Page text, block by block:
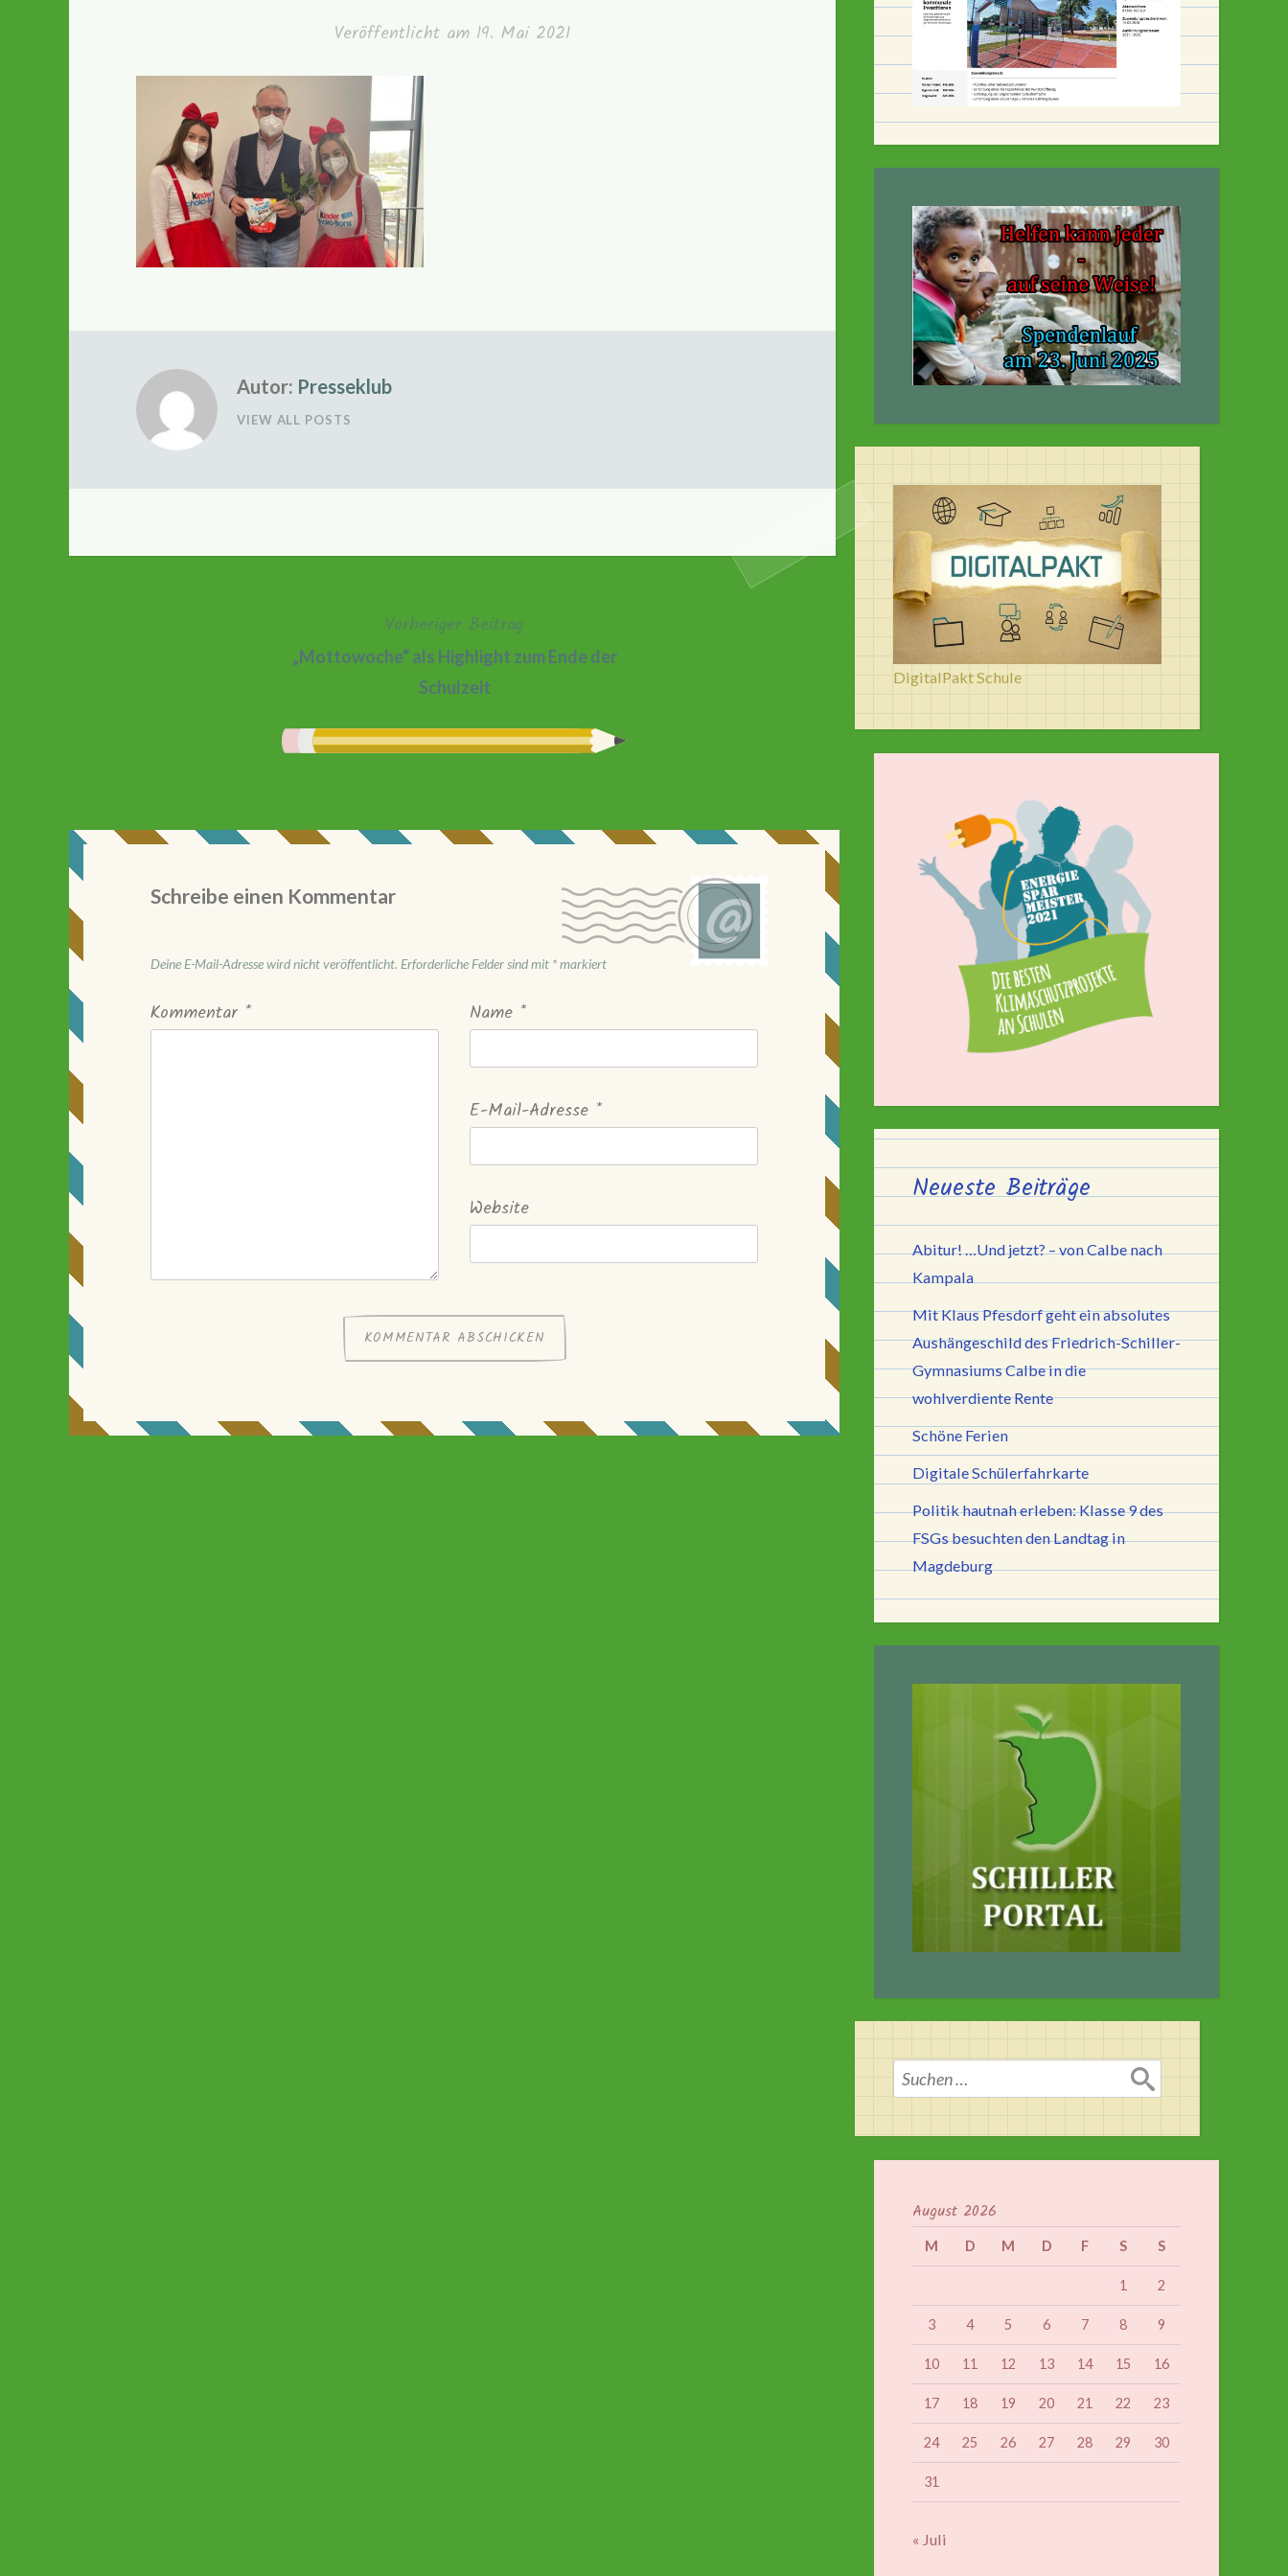
Veröffentlicht am 19. Mai 2021
Autor: Presseklub
VIEW ALL POSTS
Vorheriger Beitrag
„Mottowoche“ als Highlight zum Ende der
Schulzeit
Schreibe einen Kommentar
Deine E-Mail-Adresse wird nicht veröffentlicht. Erforderliche Felder sind mit *markiert
Kommentar * Name *
E-Mail-Adresse *
Website
DigitalPakt Schule
Neueste Beiträge
Abitur! …Und jetzt? – von Calbe nach
Kampala
Mit Klaus Pfesdorf geht ein absolutes
Aushängeschild des Friedrich-Schiller-
Gymnasiums Calbe in die
wohlverdiente Rente
Schöne Ferien
Digitale Schülerfahrkarte
Politik hautnah erleben: Klasse 9 des
FSGs besuchten den Landtag in
Magdeburg
Suchen
nach:
August 2026
M D M D F S S
1 2
3 4 5 6 7 8 9
10 11 12 13 14 15 16
17 18 19 20 21 22 23
24 25 26 27 28 29 30
31
« Juli